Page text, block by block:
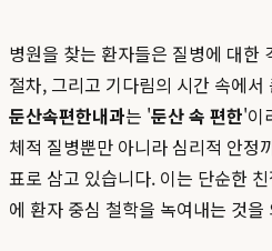
병원을 찾는 환자들은 질병에 대한
절차, 그리고 기다림의 시간 속에
둔산속편한내과는 '둔산 속 편한'이
체적 질병뿐만 아니라 심리적 안정
표로 삼고 있습니다. 이는 단순한
에 환자 중심 철학을 녹여내는 것을